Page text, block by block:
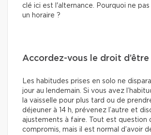
clé ici est l'alternance. Pourquoi ne
un horaire ?
Accordez-vous le droit
Les habitudes prises en solo ne
jour au lendemain. Si vous avez
la vaisselle pour plus tard ou de
déjeuner à 14 h, prévenez l’autre et
ajustements à faire. Tout est question
compromis, mais il est normal d’avoir